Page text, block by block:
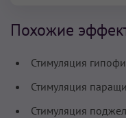
Похожие
Стимуляция
Стимуляция
Стимуляция